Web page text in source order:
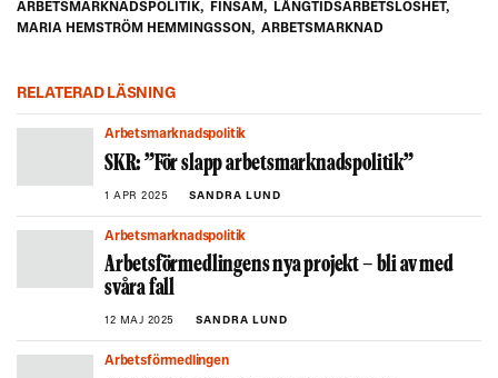
ARBETSMARKNADSPOLITIK, FINSAM, LÅNGTIDSARBETSLÖSHET,
MARIA HEMSTRÖM HEMMINGSSON, ARBETSMARKNAD
RELATERAD LÄSNING
Arbetsmarknadspolitik
SKR: ”För slapp arbetsmarknadspolitik”
1 APR 2025 SANDRA LUND
Arbetsmarknadspolitik
Arbetsförmedlingens nya projekt – bli av med
svåra fall
12 MAJ 2025 SANDRA LUND
Arbetsförmedlingen